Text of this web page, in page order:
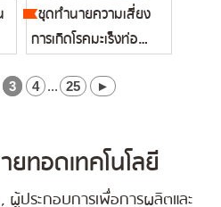
ชุดทำนายความเสี่ยง
การเกิดโรคมะเร็งท่อน้ำดี
3 4 ... 25 ►
ทอดเทคโนโลยี
ประกอบการเพื่อการผลิตและ